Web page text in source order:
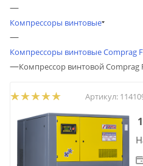
—
Компрессоры винтовые
—
Компрессоры винтовые Comprag
—Компрессор винтовой Comprag
Артикул: